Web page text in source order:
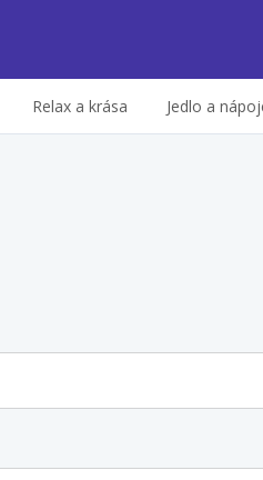
Relax a krása Jedlo a